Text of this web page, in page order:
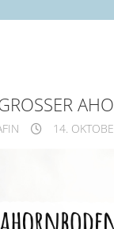
14.